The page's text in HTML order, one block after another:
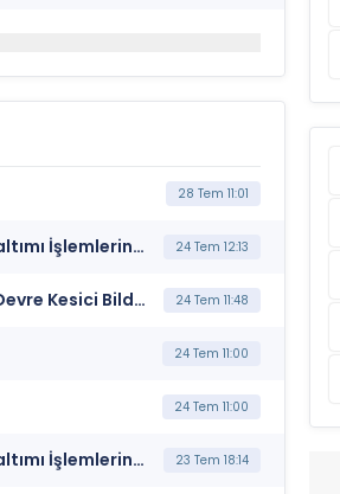
28 Tem 11:01
***ALKIM ** ALKA*** ALKİM KAĞIT SANAYİ VE TİCARET A.Ş. (Sermaye Artırımı - Azaltımı İşlemlerine İlişkin Bildirim) 24 Tem 12:13
***ALKIM*** BORSA İSTANBUL BISTECH DEVRE KESİCİ UYGULAMASI (Pay Bazında Devre Kesici Bildirimi) 24 Tem 11:48
24 Tem 11:00
24 Tem 11:00
***ALKIM ** ALKA*** ALKİM KAĞIT SANAYİ VE TİCARET A.Ş. (Sermaye Artırımı - Azaltımı İşlemlerine İlişkin Bildirim) 23 Tem 18:14